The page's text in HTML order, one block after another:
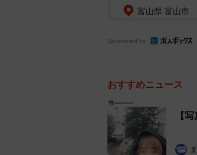
う。それだけで、
ンプリを獲得。テレ
司会やドラマ、映画
年8月、約8年の交際
富山県 富山市
Sponsored by
おすすめニュース
【